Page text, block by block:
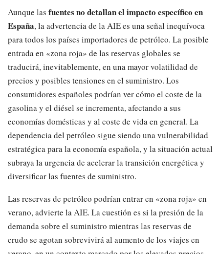
Aunque las fuentes no detallan el impacto específico en
España, la advertencia de la AIE es una señal inequívoca
para todos los países importadores de petróleo. La posible
entrada en «zona roja» de las reservas globales se
traducirá, inevitablemente, en una mayor volatilidad de
precios y posibles tensiones en el suministro. Los
consumidores españoles podrían ver cómo el coste de la
gasolina y el diésel se incrementa, afectando a sus
economías domésticas y al coste de vida en general. La
dependencia del petróleo sigue siendo una vulnerabilidad
estratégica para la economía española, y la situación actual
subraya la urgencia de acelerar la transición energética y
diversificar las fuentes de suministro.
Las reservas de petróleo podrían entrar en «zona roja» en
verano, advierte la AIE. La cuestión es si la presión de la
demanda sobre el suministro mientras las reservas de
crudo se agotan sobrevivirá al aumento de los viajes en